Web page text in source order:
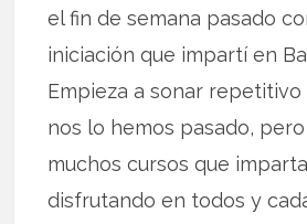
el fin de semana pasado
iniciación que impartí en
Empieza a sonar
nos lo hemos pasado,
muchos cursos que
disfrutando en todos y